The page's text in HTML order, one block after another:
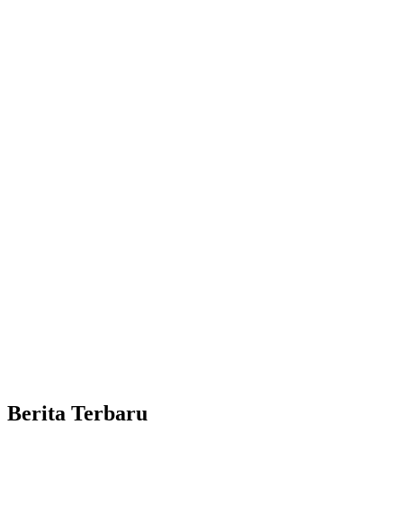
Berita Terbaru